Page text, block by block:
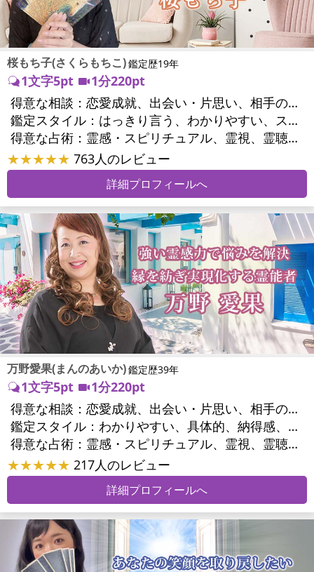
桜もち子(さくらもちこ)鑑定歴19年
1文字5pt
1分220pt
得意な相談：
恋愛成就、出会い・片思い、相手の気持ち、相性、縁結び、結婚、二人の今後、複雑な恋愛、三角関係、略奪愛、浮気、不倫、復活愛、復縁、同性愛・LGBT、人間関係、対人関係、仕事運、転職、人生全般、経営相談、ビジネスチャンス、ビジネスパートナー、家族関係、夫婦関係、家庭問題、心の問題、うつ、いじめ、人生相談、霊的問題、ご先祖様、守護霊様、魂の本質、パワーストーン選択、開運指導、金運、縁切り
鑑定スタイル：
はっきり言う、わかりやすい、スピード鑑定、具体的、的確、納得感、聞き上手、とても話しやすい、じっくり聞いてくれる、愛にあふれ温かい、勇気をくれる、前向き・元気になれる、実力派
得意な占術：
霊感・スピリチュアル、霊視、霊聴、未来予知、前世・来世、波動修正、エネルギー調整、ソウルメイト、チャクラ、チャネリング、タロット、オラクルカード、姓名判断、九星気学、四柱推命、カラー診断、夢診断、易学、陰陽五行、祈祷、祈願、縁結び、除霊、縁切り、パワーストーン、水晶、ヒーリング
★★★★★ 763人のレビュー
詳細プロフィールへ
万野愛果(まんのあいか)鑑定歴39年
1文字5pt
1分220pt
得意な相談：
恋愛成就、出会い・片思い、相手の気持ち、相性、縁結び、結婚、男心・女心、二人の今後、複雑な恋愛、三角関係、略奪愛、浮気、不倫、復活愛、復縁、離婚、同性愛・LGBT、人間関係、職場の人間関係、対人関係、仕事運、適職、天職、転職、進路、就職、人生全般、使命、経営相談、人事、開業、廃業、夢、目標、ビジネスチャンス、ビジネスパートナー、パワーハラスメント、セクシャルハラスメント、家族関係、夫婦関係、家庭問題、夫婦問題、親族問題、育児・子育て、シングルマザー、ドメスティックバイオレンス、相続関係、美容、精神問題、心の問題、うつ、ストレス、いじめ、人生相談、霊的問題、ご先祖様、守護霊様、お墓参り、魂の本質、前世、来世、夢診断、ペットの気持ち、ペット交信、ペットへのヒーリング、パワーストーン選択、引越し・転居、方位、開運指導、健康運、金銭トラブル、ご近所問題、縁切り
鑑定スタイル：
わかりやすい、具体的、納得感、友達のように相談できる、聞き上手、とても話しやすい、じっくり聞いてくれる、愛にあふれ温かい、勇気をくれる、前向き・元気になれる、実力派
得意な占術：
霊感・スピリチュアル、霊視、霊聴、未来予知、前世・来世、守護霊対話、波動修正、オーラ、エネルギー調整、ソウルメイト、チャネリング、ペットの気持ち、タロット、オラクルカード、風水、姓名判断、九星気学、四柱推命、数秘術、カラー診断、夢診断、易学、手相、人相(顔相)、祈祷、祈願、縁結び、除霊、縁切り、パワーストーン、水晶、サイコロ、ヒーリング、レイキ、カウンセリング、オリジナル占術
★★★★★ 217人のレビュー
詳細プロフィールへ